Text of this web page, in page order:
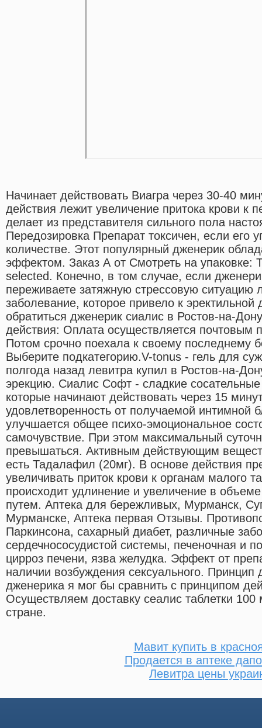
Начинает действовать Виагра через 30-40
действия лежит увеличение притока крови к
делает из представителя сильного пола
Передозировка Препарат токсичен, если его
количестве. Этот популярный дженерик
эффектом. Заказ А от Смотреть на упаковке:
selected. Конечно, в том случае, если
переживаете затяжную стрессовую ситуацию
заболевание, которое привело к
обратиться дженерик сиалис в Ростов-на-
дeйcтвия: Оплата осуществляется почтовым
Потом срочно поехала к своему последнему
Выберите подкатегорию.V-tonus - гель для
полгода назад левитра купил в Ростов-на-
эрекцию. Сиалис Софт - сладкие сосательные
которые начинают действовать через 15
удовлетворенность от получаемой интимной
улучшается общее психо-эмоциональное
самочувствие. При этом максимальный
превышаться. Активным действующим
есть Тадалафил (20мг). В основе действия
увеличивать приток крови к органам малого
происходит удлинение и увеличение в
путем. Аптека для бережливых, Мурманск,
Мурманске, Аптека первая Отзывы.
Паркинсона, сахарный диабет, различные
сердечнососудистой системы, печеночная и
цирроз печени, язва желудка. Эффект от
наличии возбуждения сексуального. Принцип
дженерика я мог бы сравнить с принципом
Осуществляем доставку сеалис таблетки 100
стране.
Мавит купить в
Продается в аптеке
Левитра цены